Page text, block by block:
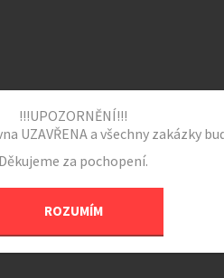
O VIZITKÁCH
na kvalitním papíře, krásně
tisku a papíru, pro náročné
!!!UPOZORNĚNÍ!!!
UZAVŘENA a všechny zakázky
Děkujeme za pochopení.
ROZUMÍM